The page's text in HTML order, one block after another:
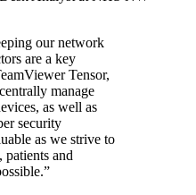
our network
are a key
Tensor,
manage
as well as
security
as we strive to
patients and